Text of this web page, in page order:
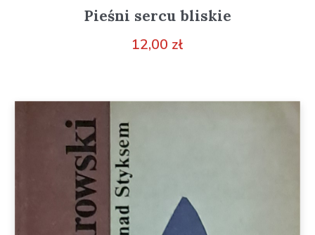
Pieśni sercu bliskie
12,00 zł